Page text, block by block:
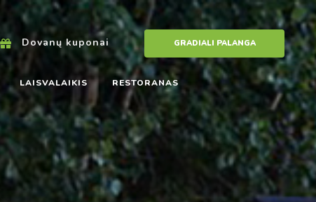
Dovanų kuponai GRADIALI PALANGA
LAISVALAIKIS RESTORANAS